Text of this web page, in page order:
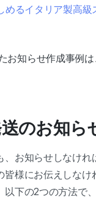
めるイタリア製高
お知らせ作成事例は
のお知ら
、お知らせしなけ
皆様にお伝えしな
以下の2つの方法で